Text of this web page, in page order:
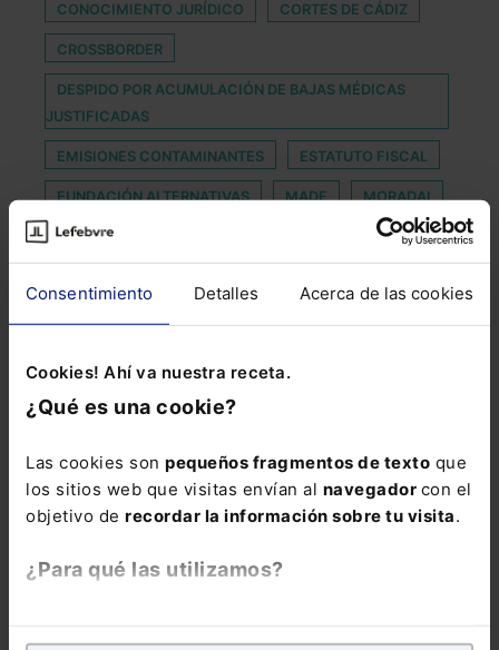
Consentimiento Detalles Acerca de las cookies
Cookies! Ahí va nuestra receta.
¿Qué es una cookie?
Las cookies son pequeños fragmentos de texto que
los sitios web que visitas envían al navegador con el
objetivo de recordar la información sobre tu visita.
¿Para qué las utilizamos?
CONOCIMIENTO JURÍDICO CORTES DE CÁDIZ
CROSSBORDER
DESPIDO POR ACUMULACIÓN DE BAJAS MÉDICAS
JUSTIFICADAS
EMISIONES CONTAMINANTES ESTATUTO FISCAL
FUNDACIÓN ALTERNATIVAS MADE MORADAI
NONBRAMIENTOS NORMATIVA PENITENCIARIA
REPRODUCCIÓN ASISTIDA
SISTEMA DE DEPENDENCIA
TRABAJADOR DEL FUTURO TRABAJADOR FIJO
TRIBUNAL CONSTITUCIONAL